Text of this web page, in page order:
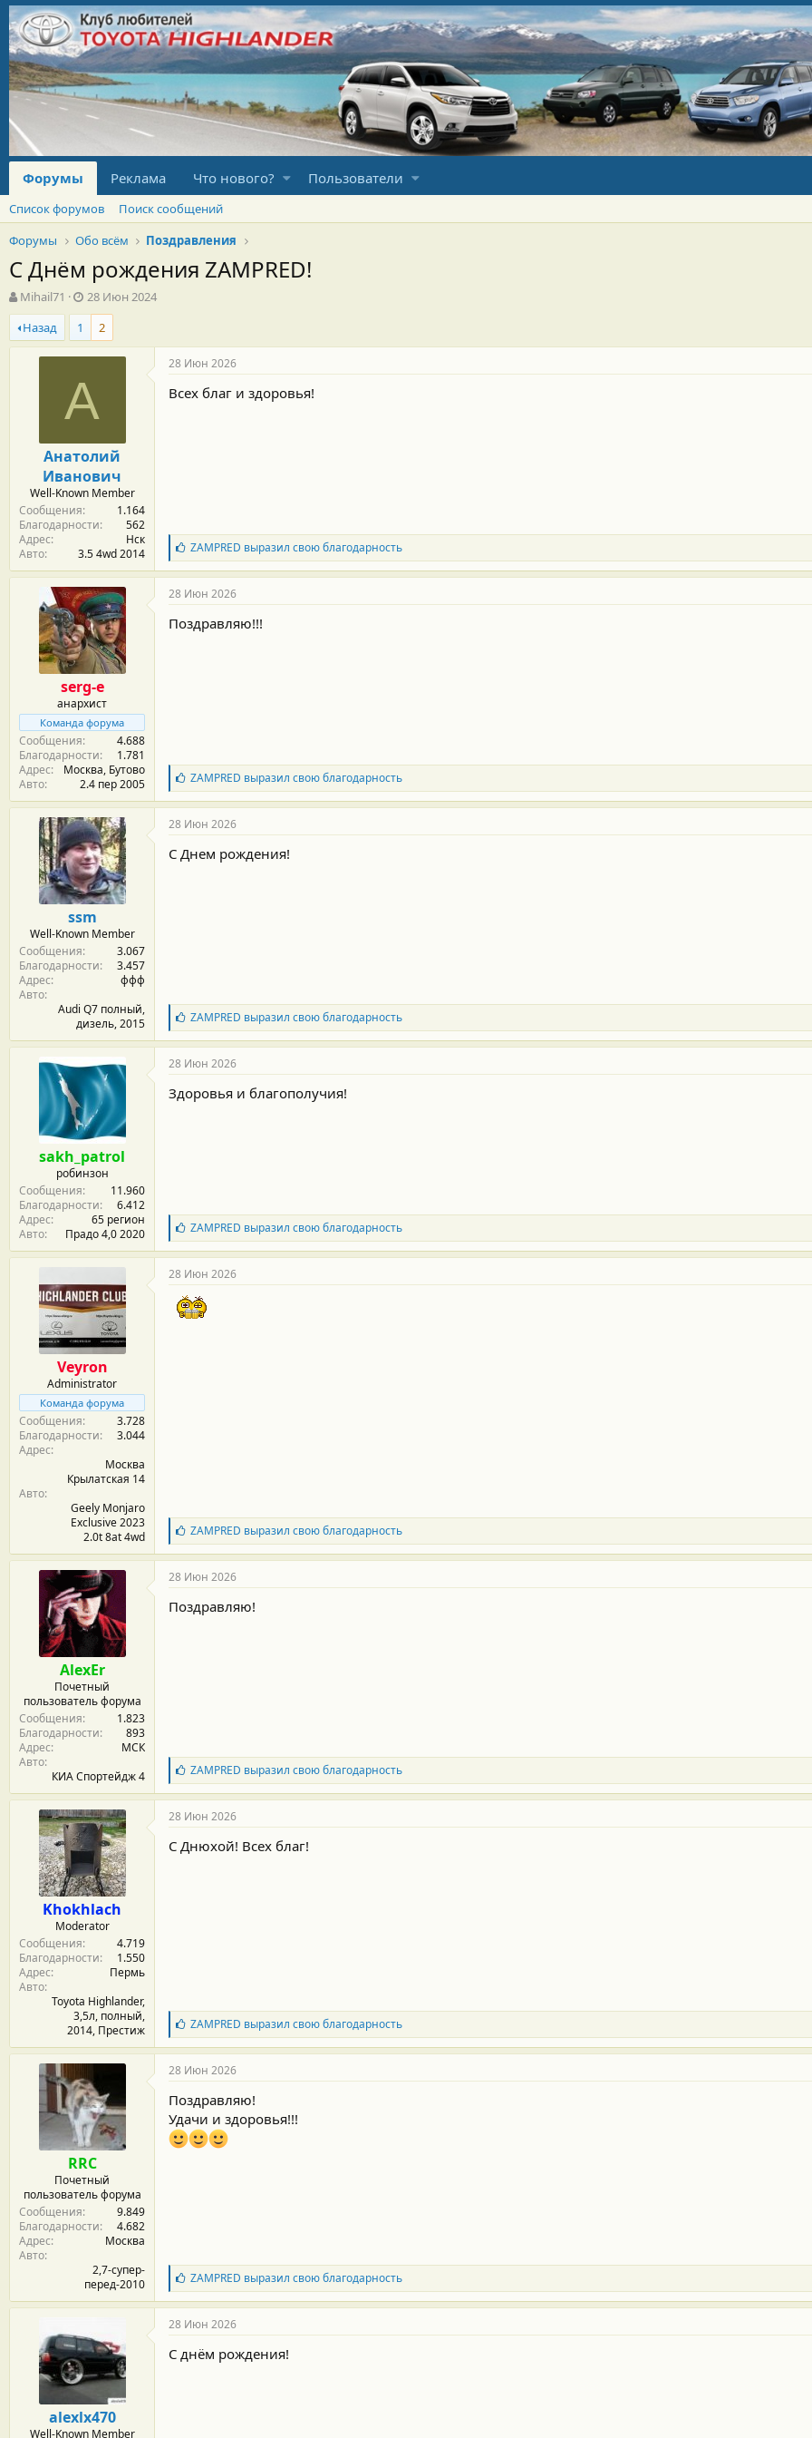
Форумы Реклама Что нового? Пользователи
Список форумов
Поиск сообщений
Форумы
Обо всём Поздравления
С Днём рождения ZAMPRED!
А
в
т
о
Mihail71
Д
а
а
н
ч
а
а
28 Июн 2024
Назад
1 2
А
Анатолий
Иванович
Well-Known Member
Сообщения
1.164
Благодарности
562
Адрес
Нск
Авто
3.5 4wd 2014
28 Июн 2026
Всех благ и здоровья!
Б
л
а
г
о
д
а
ZAMPRED выразил свою благодарность
serg-e
анархист
Команда форума
Сообщения
4.688
Благодарности
1.781
Адрес
Москва, Бутово
Авто
2.4 пер 2005
28 Июн 2026
Поздравляю!!!
Б
л
а
г
о
д
а
ZAMPRED выразил свою благодарность
ssm
Well-Known Member
Сообщения
3.067
Благодарности
3.457
Адрес
ффф
Авто
Audi Q7 полный,
дизель, 2015
28 Июн 2026
С Днем рождения!
Б
л
а
г
о
д
а
ZAMPRED выразил свою благодарность
sakh_patrol
робинзон
Сообщения
11.960
Благодарности
6.412
Адрес
65 регион
Авто
Прадо 4,0 2020
28 Июн 2026
Здоровья и благополучия!
Б
л
а
г
о
д
а
ZAMPRED выразил свою благодарность
Veyron
Administrator
Команда форума
Сообщения
3.728
Благодарности
3.044
Адрес
Москва
Крылатская 14
Авто
Geely Monjaro
Exclusive 2023
2.0t 8at 4wd
28 Июн 2026
Б
л
а
г
о
д
а
ZAMPRED выразил свою благодарность
AlexEr
Почетный
пользователь форума
Сообщения
1.823
Благодарности
893
Адрес
МСК
Авто
КИА Спортейдж 4
28 Июн 2026
Поздравляю!
Б
л
а
г
о
д
а
ZAMPRED выразил свою благодарность
Khokhlach
Moderator
Сообщения
4.719
Благодарности
1.550
Адрес
Пермь
Авто
Toyota Highlander,
3,5л, полный,
2014, Престиж
28 Июн 2026
С Днюхой! Всех благ!
Б
л
а
г
о
д
а
р
н
ZAMPRED выразил свою благодарность
RRC
Почетный
пользователь форума
Сообщения
9.849
Благодарности
4.682
Адрес
Москва
Авто
2,7-супер-
перед-2010
28 Июн 2026
Поздравляю!
Удачи и здоровья!!!
Б
л
а
г
о
д
а
ZAMPRED выразил свою благодарность
alexlx470
Well-Known Member
28 Июн 2026
С днём рождения!